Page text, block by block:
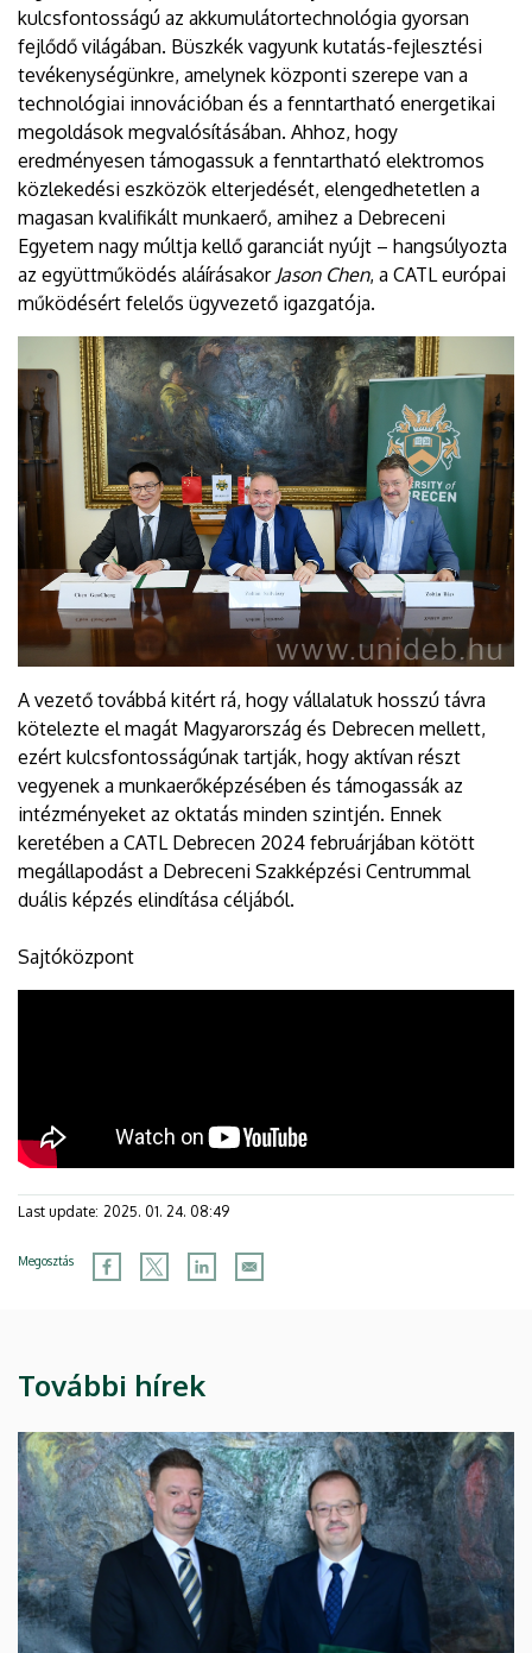
kulcsfontosságú az akkumulátortechnológia gyorsan
fejlődő világában. Büszkék vagyunk kutatás-fejlesztési
tevékenységünkre, amelynek központi szerepe van a
technológiai innovációban és a fenntartható energetikai
megoldások megvalósításában. Ahhoz, hogy
eredményesen támogassuk a fenntartható elektromos
közlekedési eszközök elterjedését, elengedhetetlen a
magasan kvalifikált munkaerő, amihez a Debreceni
Egyetem nagy múltja kellő garanciát nyújt – hangsúlyozta
az együttműködés aláírásakor Jason Chen, a CATL európai
működésért felelős ügyvezető igazgatója.
A vezető továbbá kitért rá, hogy vállalatuk hosszú távra
kötelezte el magát Magyarország és Debrecen mellett,
ezért kulcsfontosságúnak tartják, hogy aktívan részt
vegyenek a munkaerőképzésében és támogassák az
intézményeket az oktatás minden szintjén. Ennek
keretében a CATL Debrecen 2024 februárjában kötött
megállapodást a Debreceni Szakképzési Centrummal
duális képzés elindítása céljából.
Sajtóközpont
Last update: 2025. 01. 24. 08:49
Megosztás
További hírek